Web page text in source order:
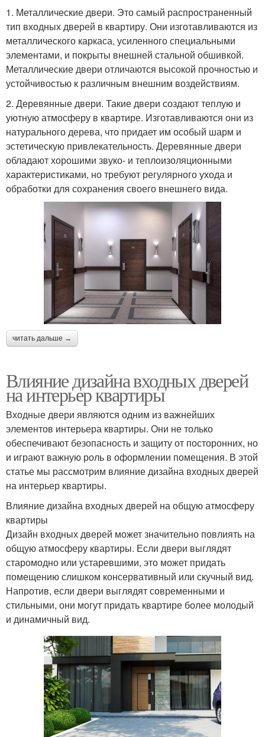
1. Металлические двери. Это самый распространенный
тип входных дверей в квартиру. Они изготавливаются из
металлического каркаса, усиленного специальными
элементами, и покрыты внешней стальной обшивкой.
Металлические двери отличаются высокой прочностью и
устойчивостью к различным внешним воздействиям.
2. Деревянные двери. Такие двери создают теплую и
уютную атмосферу в квартире. Изготавливаются они из
натурального дерева, что придает им особый шарм и
эстетическую привлекательность. Деревянные двери
обладают хорошими звуко- и теплоизоляционными
характеристиками, но требуют регулярного ухода и
обработки для сохранения своего внешнего вида.
читать дальше →
Влияние дизайна входных дверей
на интерьер квартиры
Входные двери являются одним из важнейших
элементов интерьера квартиры. Они не только
обеспечивают безопасность и защиту от посторонних, но
и играют важную роль в оформлении помещения. В этой
статье мы рассмотрим влияние дизайна входных дверей
на интерьер квартиры.
Влияние дизайна входных дверей на общую атмосферу
квартиры
Дизайн входных дверей может значительно повлиять на
общую атмосферу квартиры. Если двери выглядят
старомодно или устаревшими, это может придать
помещению слишком консервативный или скучный вид.
Напротив, если двери выглядят современными и
стильными, они могут придать квартире более молодый
и динамичный вид.